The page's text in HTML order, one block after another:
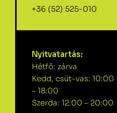
+36 (52) 525-010
Nyitvatartás:
Hétfő: zárva
Kedd, csüt-vas: 10:00
– 18:00
Szerda: 12:00 – 20:00